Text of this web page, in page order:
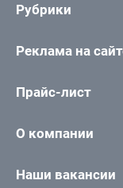
Рубрики
Реклама на
Прайс-лист
О компании
Наши вакансии